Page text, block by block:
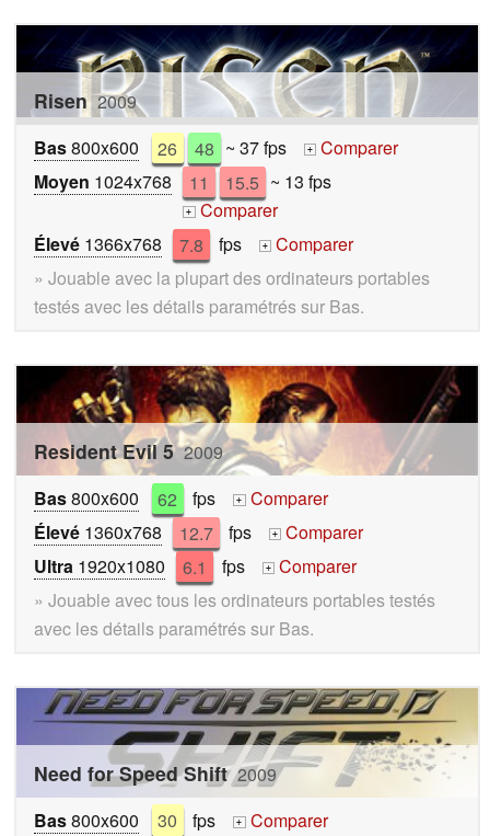
Risen 2009
Bas800x600 26 48 ~ 37 fps +
Comparer
Moyen 1024x768 11 15.5 ~ 13 fps
+ Comparer
Élevé 1366x768 7.8 fps +
Comparer
» Jouable avec la plupart des ordinateurs portables
testés avec les détails paramétrés sur Bas.
Resident Evil 5 2009
Bas800x600 62 fps + Comparer
Élevé 1360x768 12.7 fps +
Comparer
Ultra 1920x1080 6.1 fps +
Comparer
» Jouable avec tous les ordinateurs portables testés
avec les détails paramétrés sur Bas.
Need for Speed Shift 2009
Bas800x600 30 fps + Comparer